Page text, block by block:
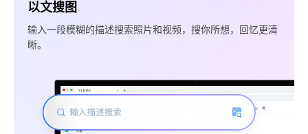
以文搜图
输入一段模糊的描述搜索照片和视频，搜你所想，回忆更清
晰。